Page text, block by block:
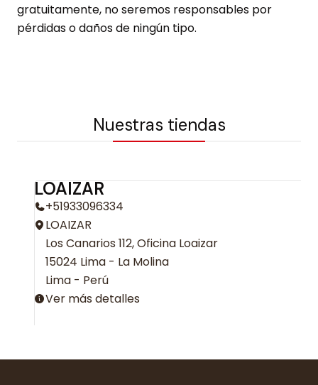
gratuitamente, no seremos responsables por
pérdidas o daños de ningún tipo.
Nuestras tiendas
LOAIZAR
+51933096334
LOAIZAR
Los Canarios 112, Oficina Loaizar
15024 Lima - La Molina
Lima - Perú
Ver más detalles